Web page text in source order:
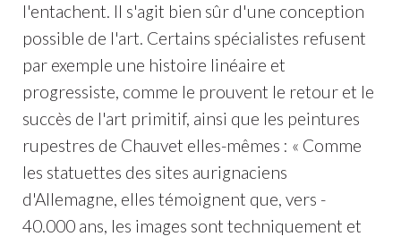
l'entachent. Il s'agit bien sûr d'une conception
possible de l'art. Certains spécialistes refusent
par exemple une histoire linéaire et
progressiste, comme le prouvent le retour et le
succès de l'art primitif, ainsi que les peintures
rupestres de Chauvet elles-mêmes : « Comme
les statuettes des sites aurignaciens
d'Allemagne, elles témoignent que, vers -
40.000 ans, les images sont techniquement et